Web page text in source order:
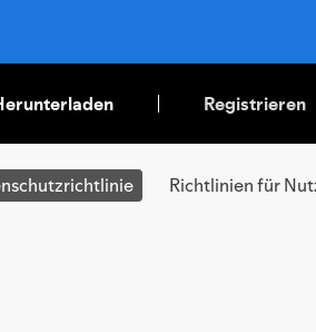
Registrieren
Richtlinien für